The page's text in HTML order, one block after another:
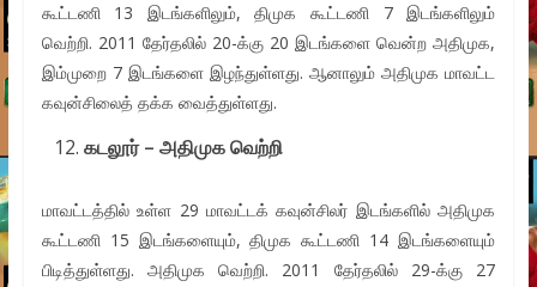
கூட்டணி 13 இடங்களிலும், திமுக கூட்டணி 7 இடங்களிலும்
வெற்றி. 2011 தேர்தலில் 20-க்கு 20 இடங்களை வென்ற அதிமுக,
இம்முறை 7 இடங்களை இழந்துள்ளது. ஆனாலும் அதிமுக மாவட்ட
கவுன்சிலைத் தக்க வைத்துள்ளது.
கடலூர் – அதிமுக வெற்றி
மாவட்டத்தில் உள்ள 29 மாவட்டக் கவுன்சிலர் இடங்களில் அதிமுக
கூட்டணி 15 இடங்களையும், திமுக கூட்டணி 14 இடங்களையும்
பிடித்துள்ளது. அதிமுக வெற்றி. 2011 தேர்தலில் 29-க்கு 27